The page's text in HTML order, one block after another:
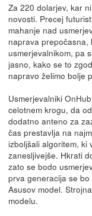
Za 220 dolarjev, kar
novosti. Precej
mahanje nad
naprava prepočasna,
usmerjevalnikom, pa
jasno, kako se to
napravo želimo bolje
Usmerjevalniki
celotnem krogu, da
dodatno anteno za
čas prestavlja na
izboljšali algoritem, ki
zanesljivejše. Hkrati
zato se bodo
prva generacija se
Asusov model.
modelu.